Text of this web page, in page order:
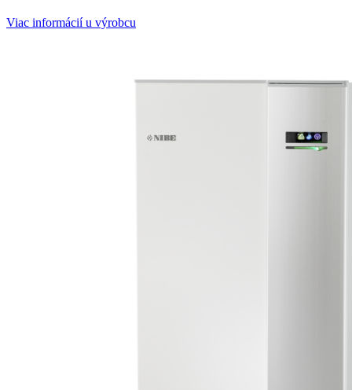
Viac informácií u výrobcu